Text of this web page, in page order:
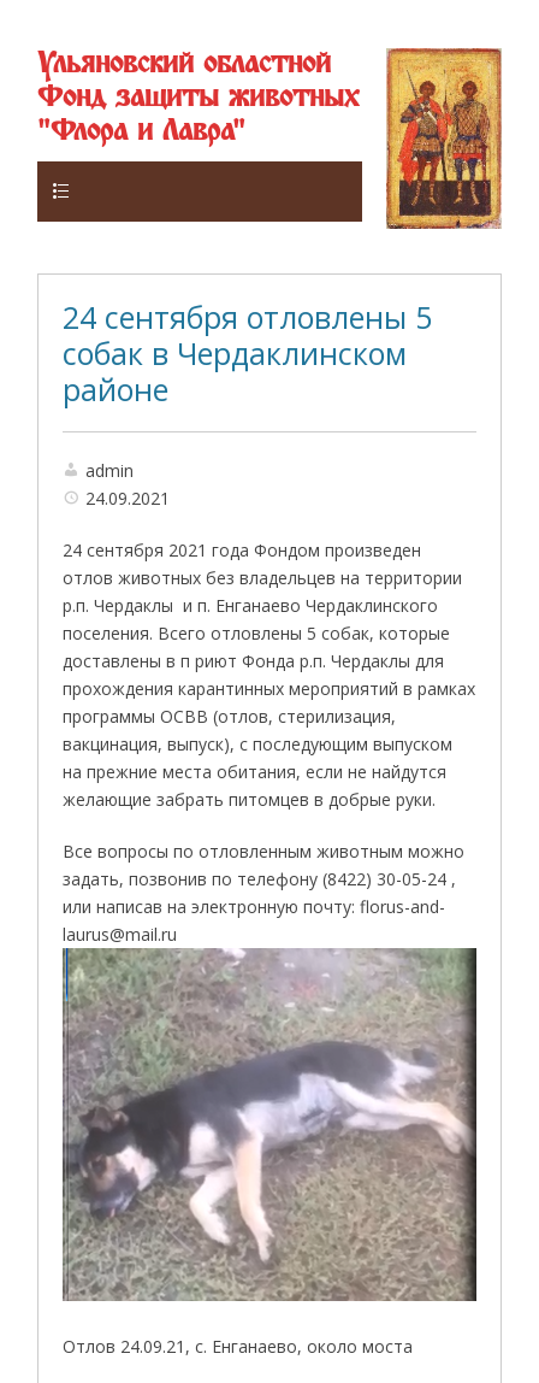
Ульяновский областной
Фонд защиты животных
"Флора и Лавра"
24 сентября отловлены 5
собак в Чердаклинском
районе
admin
24.09.2021
24 сентября 2021 года Фондом произведен
отлов животных без владельцев на территории
р.п. Чердаклы и п. Енганаево Чердаклинского
поселения. Всего отловлены 5 собак, которые
доставлены в п риют Фонда р.п. Чердаклы для
прохождения карантинных мероприятий в рамках
программы ОСВВ (отлов, стерилизация,
вакцинация, выпуск), с последующим выпуском
на прежние места обитания, если не найдутся
желающие забрать питомцев в добрые руки.
Все вопросы по отловленным животным можно
задать, позвонив по телефону (8422) 30-05-24 ,
или написав на электронную почту: florus-and-
laurus@mail.ru
Отлов 24.09.21, с. Енганаево, около моста